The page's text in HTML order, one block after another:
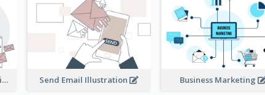
E-Mail Marketing Illustration Send Email Illustration Business Marketing